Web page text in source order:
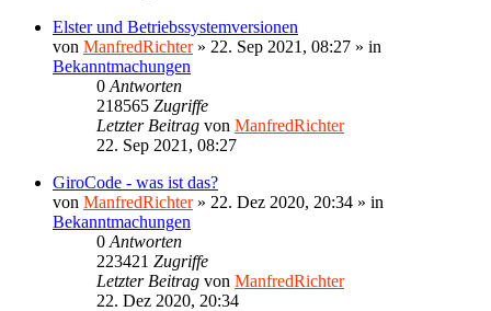
Elster und Betriebssystemversionen
von ManfredRichter» 22. Sep 2021, 08:27 » in
Bekanntmachungen
0 Antworten
218565 Zugriffe
Letzter Beitrag von ManfredRichter
22. Sep 2021, 08:27
GiroCode - was ist das?
von ManfredRichter» 22. Dez 2020, 20:34 » in
Bekanntmachungen
0 Antworten
223421 Zugriffe
Letzter Beitrag von ManfredRichter
22. Dez 2020, 20:34